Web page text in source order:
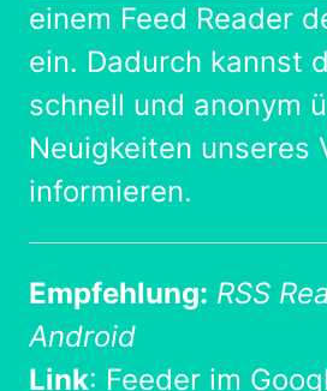
einem Feed Reader
ein. Dadurch kannst
schnell und anonym
Neuigkeiten unseres
informieren.
Empfehlung: RSS
Android
Link: Feeder im